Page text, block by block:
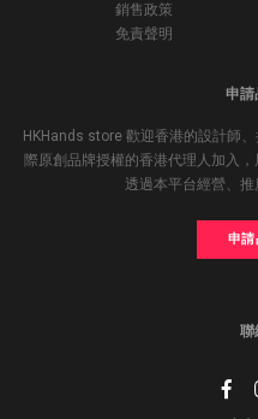
銷售政策
免責聲明
申請
HKHands store 歡迎香港的設計師
際原創品牌授權的香港代理人加入
透過本平台經營、推
申請
聯